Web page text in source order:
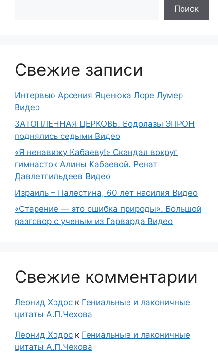
Поиск
Свежие записи
Интервью Арсения Яценюка Лоре Лумер
Видео
ЗАТОПЛЕННАЯ ЦЕРКОВЬ. Водолазы ЭПРОН
поднялись седыми Видео
«Я ненавижу Кабаеву!» Скандал вокруг
гимнасток Алины Кабаевой. Ренат
Давлетгильдеев Видео
Израиль – Палестина, 60 лет насилия Видео
«Старение — это ошибка природы». Большой
разговор с ученым из Гарварда Видео
Свежие комментарии
Леонид Ходос к Гениальные и лаконичные
цитаты А.П.Чехова
Леонид Ходос к Гениальные и лаконичные
цитаты А.П.Чехова